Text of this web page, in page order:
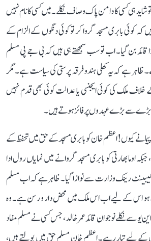
شاید ہی کسی کا دامن پاک و صاف نکلے۔ میں کسی کا نام نہیں
کہ کوئی بابری مسجد گروا کر تو کوئی دنگوں کے الزام کے
قائد بن گیا۔ اب تو سب سمجھتے ہی ہیں کہ بی جے پی مسلم
ہے کہ یہ کھلی ہندو فرقہ پرستی کی سیاست ہے۔ مگر
ملک کی کوئی ایجنسی یا عدالت کوئی بھی قدم نہیں
بڑے سے بڑے عہدوں پر فائز ہوتے ہیں۔
کیوں! اعظم خان کو بابری مسجد کے حق میں تحفظ کے
اوما بھارتی کو بابری مسجد گروانے میں نمایاں رول ادا
رینک وزارت سے نوازا گیا۔ ظاہر ہے کہ اب مسلم
ہو اس کے لیے اب اس ملک میں محض دار و رسن ہے۔ وہ
سے نکلے نوجوان قائد عمر خالد، جس کسی نے مسلم مفاد